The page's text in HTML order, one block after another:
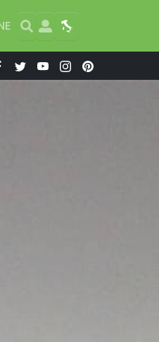
Search
User Map